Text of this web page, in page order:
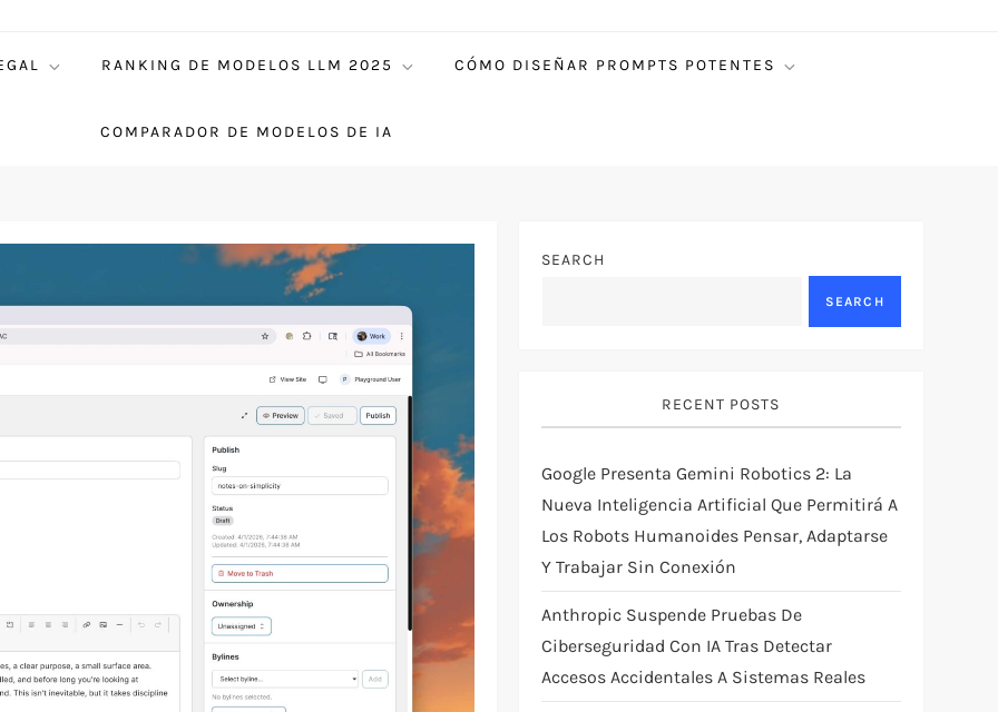
RANKING DE MODELOS LLM 2025 CÓMO DISEÑAR PROMPTS POTENTES
COMPARADOR DE MODELOS DE IA
SEARCH
SEARCH
RECENT POSTS
Google Presenta Gemini Robotics 2: La
Nueva Inteligencia Artificial Que Permitirá A
Los Robots Humanoides Pensar, Adaptarse
Y Trabajar Sin Conexión
Anthropic Suspende Pruebas De
Ciberseguridad Con IA Tras Detectar
Accesos Accidentales A Sistemas Reales